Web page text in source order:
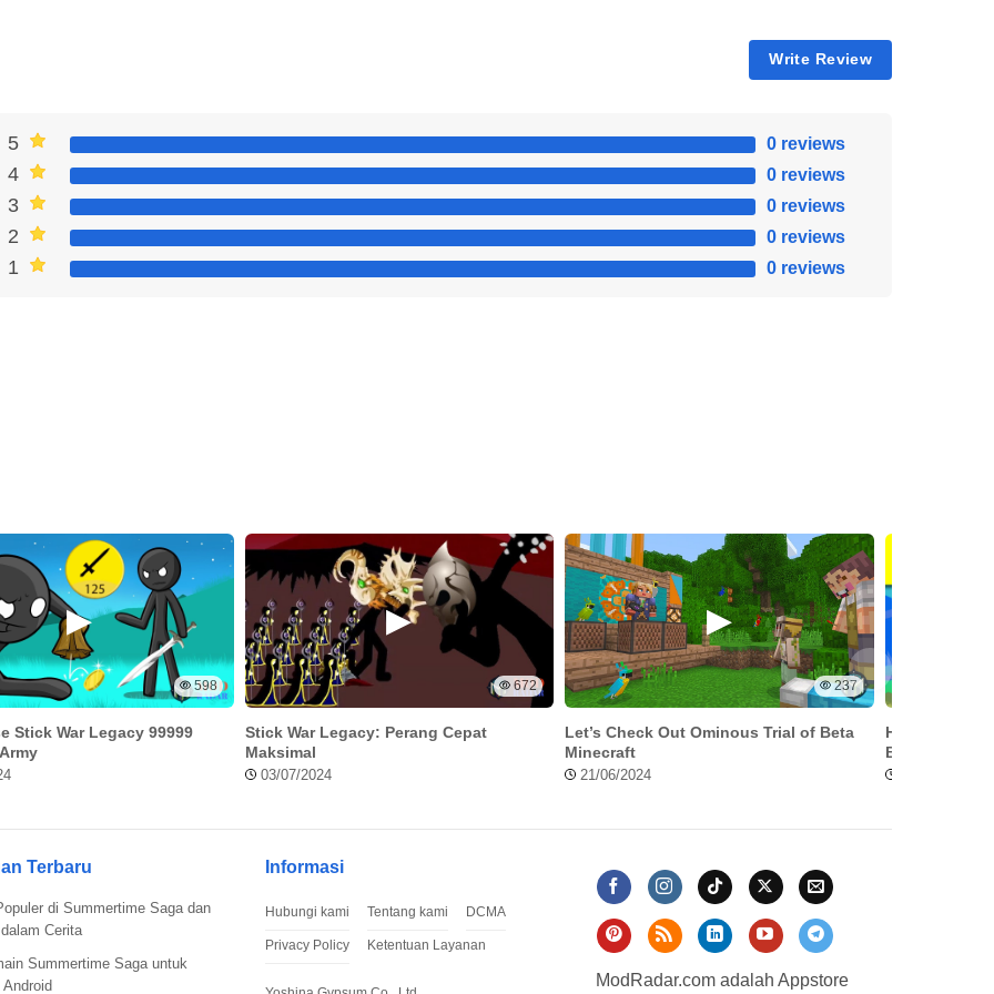
aplikasi streaming bernama CloudXtream APK. Aplikasi
dari nomor asing yang nggak dikenal? Rasanya pasti
lewat telpon. Tahu siapa yang nelpon bisa jadi penting
GetContact muncul sebagai penyelamat. Aplikasi ini
Pesan Di Messenger Apk yang
banget tuh rasanya apalagi kalau chat penting.
di aplikasi, kalian masih bisa download salinan
Write Review
5 0 reviews
4 0 reviews
3 0 reviews
2 0 reviews
1 0 reviews
598
Stick War Legacy 99999
672
Stick War Legacy: Perang Cepat
Maksimal
03/07/2024
237
Let’s Check Out Ominous Trial of Beta
Minecraft
21/06/2024
How to Use
Blox Fruit!
Terbaru
di Summertime Saga dan
Cerita
Summertime Saga untuk
Informasi
Hubungi kami Tentang kami DCMA
Privacy Policy Ketentuan Layanan
ModRadar.com adalah Appstore